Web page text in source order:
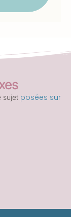
sujet posées sur